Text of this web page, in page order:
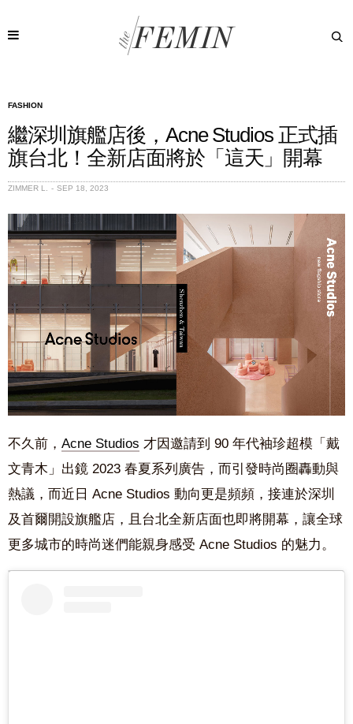
FASHION
繼深圳旗艦店後，Acne Studios 正式插
旗台北！全新店面將於「這天」開幕
ZIMMER L. SEP 18, 2023
不久前， Acne Studios 才因邀請到 90 年代袖珍超模「戴
文青木」出鏡 2023 春夏系列廣告，而引發時尚圈轟動與
熱議，而近日 Acne Studios 動向更是頻頻，接連於深圳
及首爾開設旗艦店，且台北全新店面也即將開幕，讓全球
更多城市的時尚迷們能親身感受 Acne Studios 的魅力。